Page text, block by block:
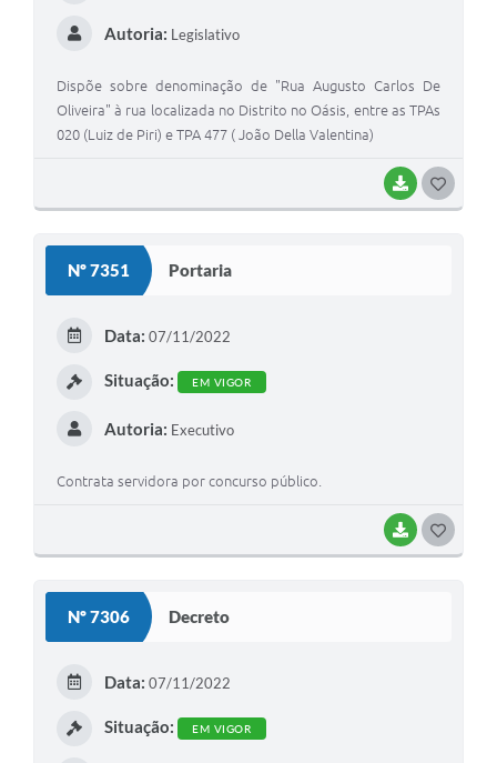
BAIXAR
Autoria: Legislativo
Dispõe sobre denominação de "Rua Augusto Carlos De
Oliveira" à rua localizada no Distrito no Oásis, entre as TPAs
020 (Luiz de Piri) e TPA 477 ( João Della Valentina)
Nº 7351 Portaria
BAIXAR
Data: 07/11/2022
Situação: EM VIGOR
Autoria: Executivo
Contrata servidora por concurso público.
Nº 7306 Decreto
Data: 07/11/2022
Situação: EM VIGOR